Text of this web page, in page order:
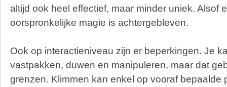
altijd ook heel effectief, maar minder uniek. Alsof
oorspronkelijke magie is achtergebleven.
Ook op interactieniveau zijn er beperkingen. Je
vastpakken, duwen en manipuleren, maar dat
grenzen. Klimmen kan enkel op vooraf bepaalde